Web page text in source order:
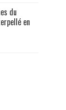
du
en